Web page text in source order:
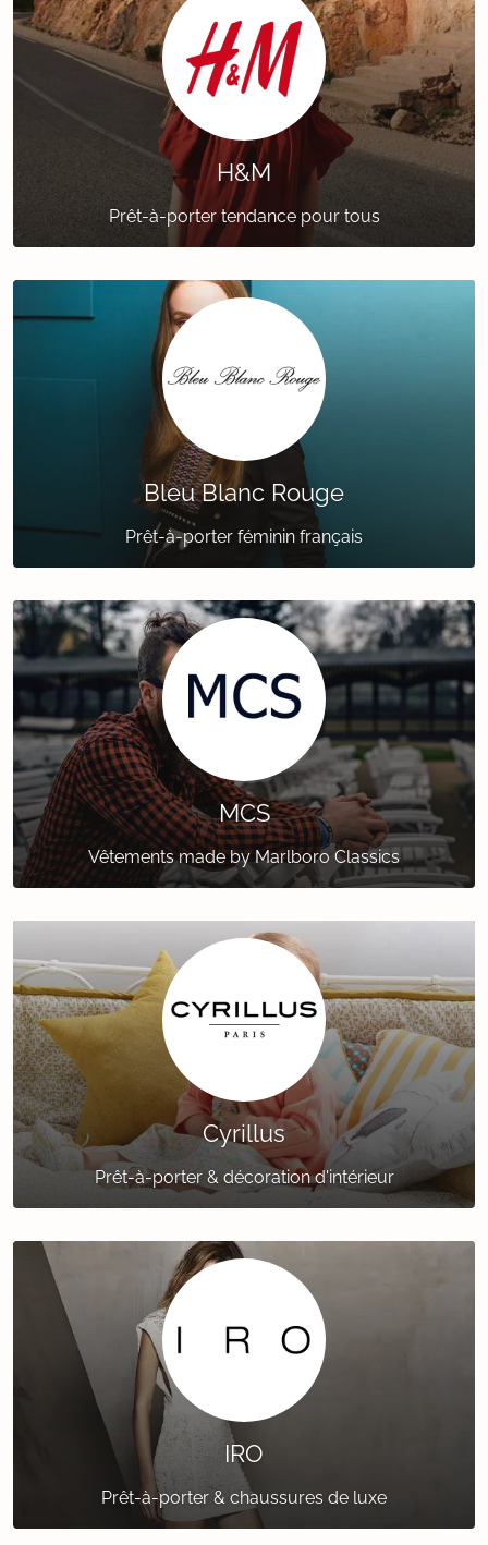
H&M
Prêt-à-porter tendance pour tous
Bleu Blanc Rouge
Prêt-à-porter féminin français
MCS
Vêtements made by Marlboro Classics
Cyrillus
Prêt-à-porter & décoration d'intérieur
IRO
Prêt-à-porter & chaussures de luxe